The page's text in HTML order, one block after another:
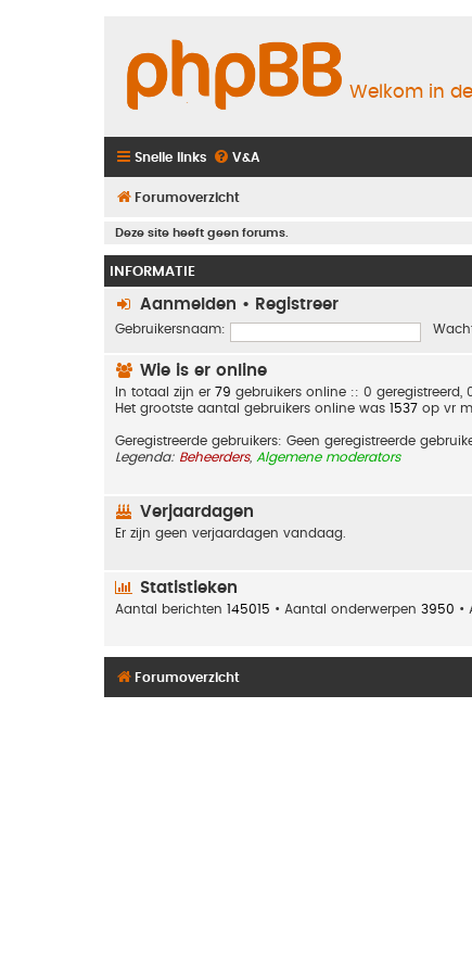
Welkom in
Snelle links V&A
Forumoverzicht
Deze site heeft geen forums.
INFORMATIE
Aanmelden • Registreer
Gebruikersnaam:
Wie is er online
In totaal zijn er 79 gebruikers online :: 0
Het grootste aantal gebruikers online was 1537 op vr
Geregistreerde gebruikers: Geen geregistreerde
Legenda: Beheerders, Algemene moderators
Verjaardagen
Er zijn geen verjaardagen vandaag.
Statistieken
Aantal berichten 145015 • Aantal onderwerpen 3950 •
Forumoverzicht